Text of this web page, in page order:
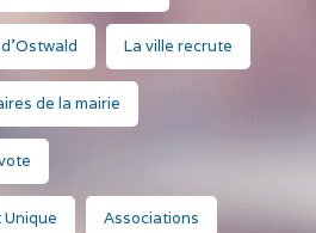
La ville recrute
de la mairie
Associations